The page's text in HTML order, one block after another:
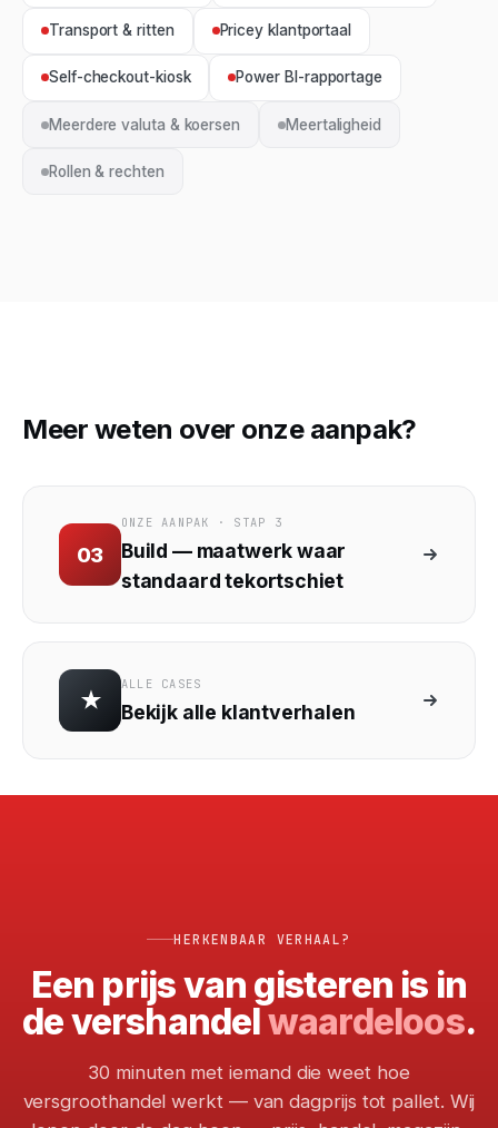
Transport & ritten Pricey klantportaal
Self-checkout-kiosk Power BI-rapportage
Meerdere valuta & koersen Meertaligheid
Rollen & rechten
Meer weten over onze aanpak?
03
ONZE AANPAK · STAP 3
Build — maatwerk waar
standaard tekortschiet
★
ALLE CASES
Bekijk alle klantverhalen
HERKENBAAR VERHAAL?
Een prijs van gisteren is in
de vershandelwaardeloos.
30 minuten met iemand die weet hoe
versgroothandel werkt — van dagprijs tot pallet. Wij